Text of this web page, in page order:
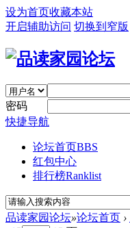
设为首页收藏本站
开启辅助访问 切换到窄版
密码
快捷导航
论坛首页BBS
红包中心
排行榜Ranklist
品读家园论坛»论坛首页 ›